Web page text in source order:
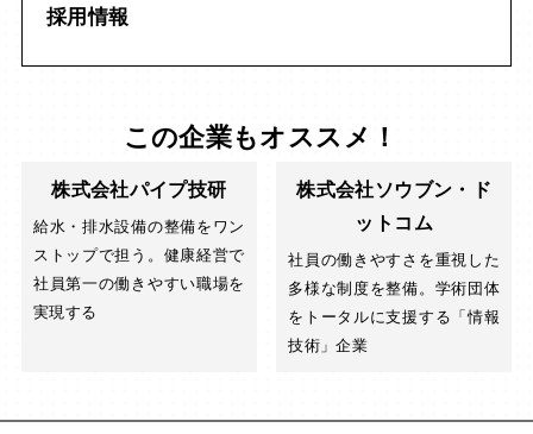
採用情報
この企業もオススメ！
株式会社パイプ技研
給水・排水設備の整備をワン
ストップで担う。健康経営で
社員第一の働きやすい職場を
実現する
株式会社ソウブン・ド
ットコム
社員の働きやすさを重視した
多様な制度を整備。学術団体
をトータルに支援する「情報
技術」企業